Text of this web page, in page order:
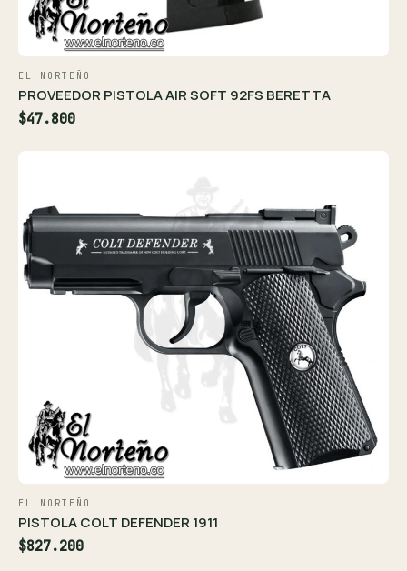
EL NORTEÑO
PROVEEDOR PISTOLA AIR SOFT 92FS BERETTA
$47.800
EL NORTEÑO
PISTOLA COLT DEFENDER 1911
$827.200